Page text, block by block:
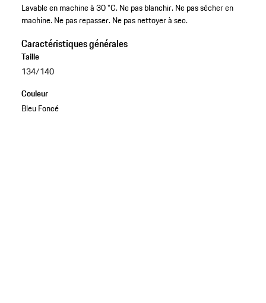
Lavable en machine à 30 °C. Ne pas blanchir. Ne pas sécher en
machine. Ne pas repasser. Ne pas nettoyer à sec.
Caractéristiques générales
Taille
134/140
Couleur
Bleu Foncé